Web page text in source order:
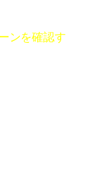
ンを確認す